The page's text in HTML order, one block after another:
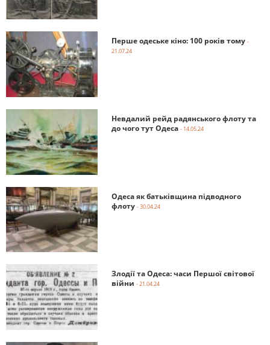
Перше одеське кіно: 100 років тому -
21.07.24
Невдалий рейд радянського флоту та
до чого тут Одеса - 14.05.24
Одеса як батьківщина підводного
флоту - 30.04.24
Злодії та Одеса: часи Першої світової
війни - 21.04.24